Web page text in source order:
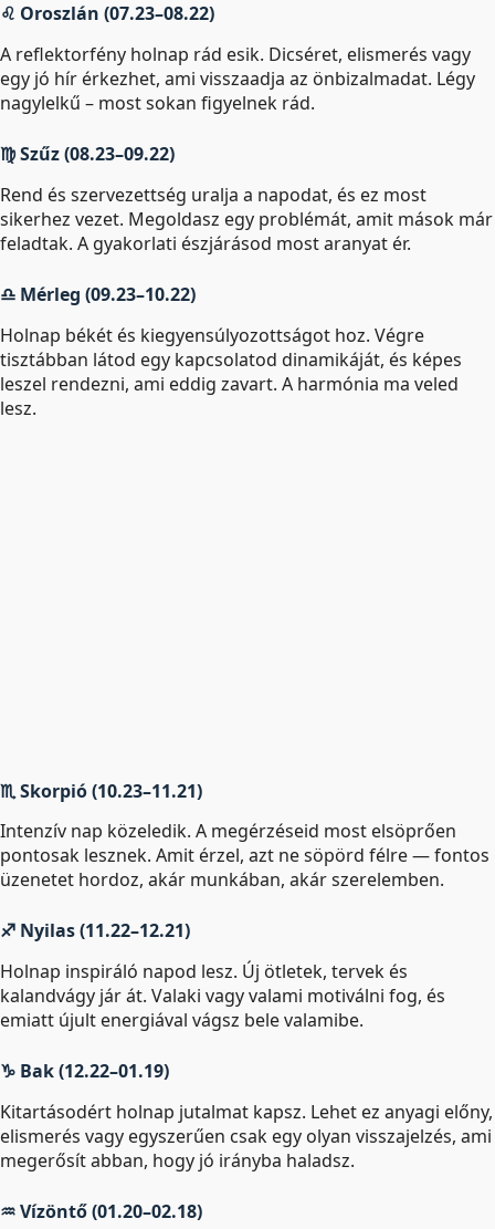
♌ Oroszlán (07.23–08.22)
A reflektorfény holnap rád esik. Dicséret, elismerés vagy
egy jó hír érkezhet, ami visszaadja az önbizalmadat. Légy
nagylelkű – most sokan figyelnek rád.
♍ Szűz (08.23–09.22)
Rend és szervezettség uralja a napodat, és ez most
sikerhez vezet. Megoldasz egy problémát, amit mások már
feladtak. A gyakorlati észjárásod most aranyat ér.
♎ Mérleg (09.23–10.22)
Holnap békét és kiegyensúlyozottságot hoz. Végre
tisztábban látod egy kapcsolatod dinamikáját, és képes
leszel rendezni, ami eddig zavart. A harmónia ma veled
lesz.
♏ Skorpió (10.23–11.21)
Intenzív nap közeledik. A megérzéseid most elsöprően
pontosak lesznek. Amit érzel, azt ne söpörd félre — fontos
üzenetet hordoz, akár munkában, akár szerelemben.
♐ Nyilas (11.22–12.21)
Holnap inspiráló napod lesz. Új ötletek, tervek és
kalandvágy jár át. Valaki vagy valami motiválni fog, és
emiatt újult energiával vágsz bele valamibe.
♑ Bak (12.22–01.19)
Kitartásodért holnap jutalmat kapsz. Lehet ez anyagi előny,
elismerés vagy egyszerűen csak egy olyan visszajelzés, ami
megerősít abban, hogy jó irányba haladsz.
♒ Vízöntő (01.20–02.18)